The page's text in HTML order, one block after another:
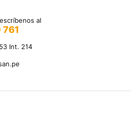
al
Int. 214